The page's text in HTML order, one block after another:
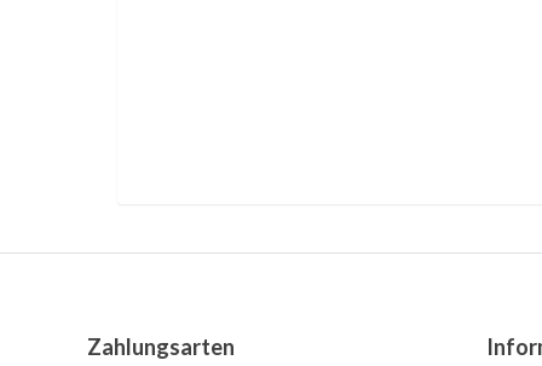
Zahlungsarten